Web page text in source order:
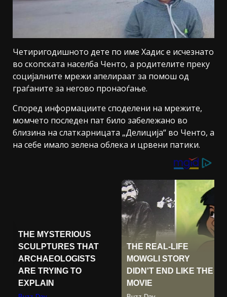
Четиригодишното дете по име Хадис е исчезнато
во скопската населба Ченто, а родителите преку
социјалните мрежи апелираат за помош од
граѓаните за негово пронаоѓање.
Според информациите споделени на мрежите,
момчето последен пат било забележано во
близина на слаткарницата „Делиција“ во Ченто, а
на себе имало зелена облека и црвени патики.